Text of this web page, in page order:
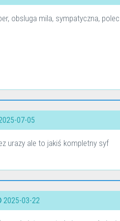
obsluga mila, sympatyczna,
07-05
urazy ale to jakiś kompletny syf
2025-03-22